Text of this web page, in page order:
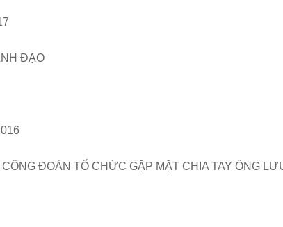
ĐẠO
ĐOÀN TỔ CHỨC GẶP MẶT CHIA TAY ÔNG